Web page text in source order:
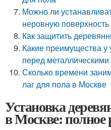
Можно ли
неровную поверхность
Как защитить
Какие преимущества у
перед металлическими
Сколько времени
лаг для пола в Москве
Установка
в Москве: полное